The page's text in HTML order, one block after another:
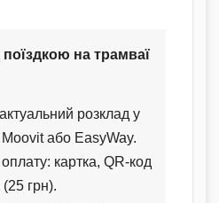
на трамваї
розклад у
Moovit або EasyWay.
оплату: картка, QR-код
(25 грн).